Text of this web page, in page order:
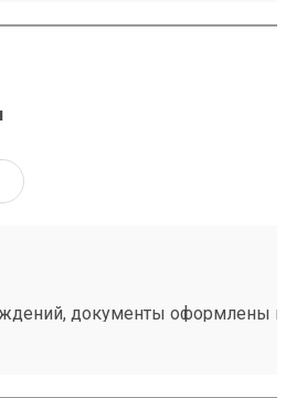
Рекомендую!
документы оформлены